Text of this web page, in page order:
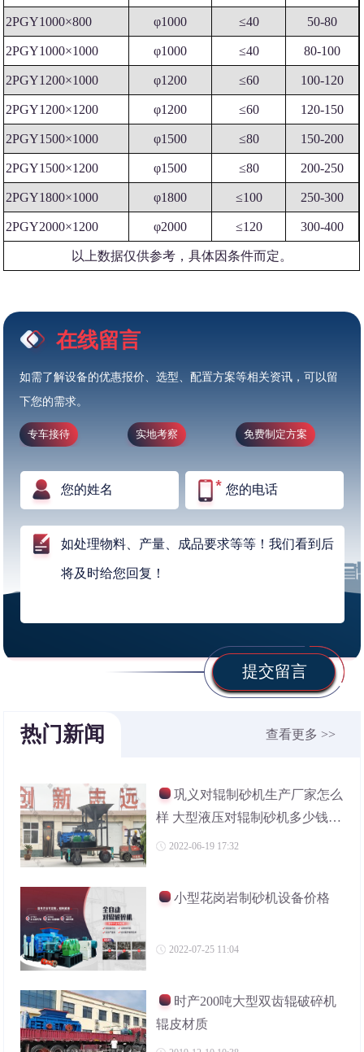
2PGY1000×800 φ1000 ≤40 50-80
2PGY1000×1000 φ1000 ≤40 80-100
2PGY1200×1000 φ1200 ≤60 100-120
2PGY1200×1200 φ1200 ≤60 120-150
2PGY1500×1000 φ1500 ≤80 150-200
2PGY1500×1200 φ1500 ≤80 200-250
2PGY1800×1000 φ1800 ≤100 250-300
2PGY2000×1200 φ2000 ≤120 300-400
以上数据仅供参考，具体因条件而定。
在线留言
如需了解设备的优惠报价、选型、配置方案等相关资讯，可以留
下您的需求。
专车接待 实地考察 免费制定方案
提交留言
热门新闻 查看更多 >>
巩义对辊制砂机生产厂家怎么
样 大型液压对辊制砂机多少钱一
台 2022-06-19 17:32
小型花岗岩制砂机设备价格
2022-07-25 11:04
时产200吨大型双齿辊破碎机
辊皮材质